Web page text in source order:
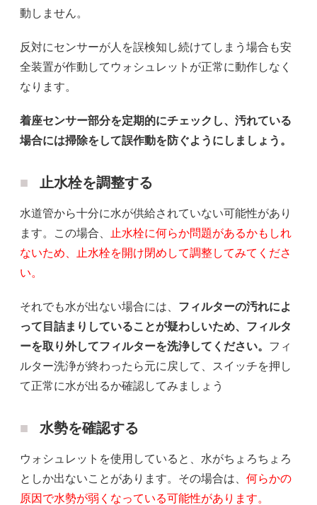
動しません。
反対にセンサーが人を誤検知し続けてしまう場合も安
全装置が作動してウォシュレットが正常に動作しなく
なります。
着座センサー部分を定期的にチェックし、汚れている
場合には掃除をして誤作動を防ぐようにしましょう。
止水栓を調整する
水道管から十分に水が供給されていない可能性があり
ます。この場合、
止水栓に何らか問題があるかもしれ
ないため、止水栓を開け閉めして調整してみてくださ
い。
それでも水が出ない場合には、 フィルターの汚れによ
って目詰まりしていることが疑わしいため、フィルタ
ーを取り外してフィルターを洗浄してください。 フィ
ルター洗浄が終わったら元に戻して、スイッチを押し
て正常に水が出るか確認してみましょう
水勢を確認する
ウォシュレットを使用していると、水がちょろちょろ
としか出ないことがあります。その場合は、 何らかの
原因で水勢が弱くなっている可能性があります。